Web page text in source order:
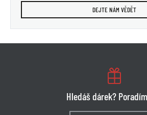
DEJTE NÁM VĚDĚT
Hledáš dárek?